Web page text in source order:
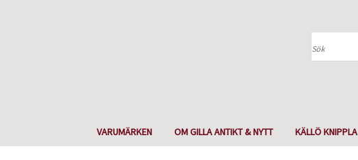
Sök
VARUMÄRKEN OM GILLA ANTIKT & NYTT KÄLLÖ KNIPPLA